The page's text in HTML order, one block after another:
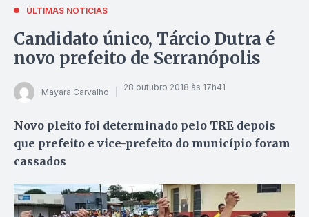
ÚLTIMAS NOTÍCIAS
Candidato único, Tárcio Dutra é
novo prefeito de Serranópolis
Mayara Carvalho 28 outubro 2018 às 17h41
Novo pleito foi determinado pelo TRE depois
que prefeito e vice-prefeito do município foram
cassados